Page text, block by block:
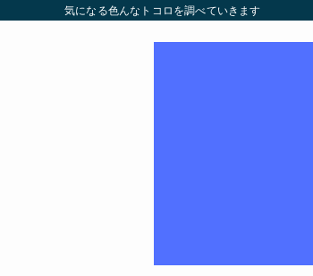
気になる色んなトコロを調べていきます